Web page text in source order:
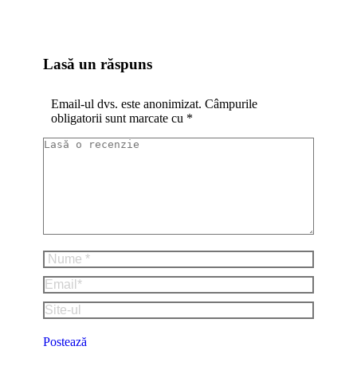
Lasă un răspuns
Email-ul dvs. este anonimizat. Câmpurile
obligatorii sunt marcate cu *
Lasă o recenzie
Nume *
Email *
Site-ul
Postează